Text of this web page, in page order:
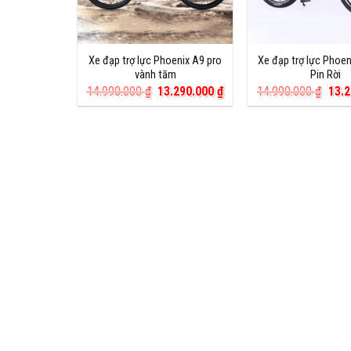
Xe đạp trợ lực Phoenix A9 pro
vành tăm
14.990.000₫ Giá
gốc
13.290.000₫Giá
hiện
Xe đạp trợ lực
Pin Rời
14.990.000₫ Giá
gốc